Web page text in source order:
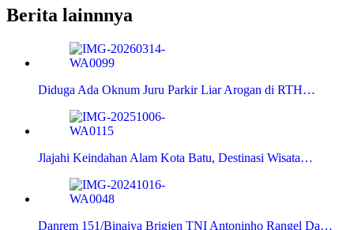
Berita lainnnya
Diduga Ada Oknum Juru Parkir Liar Arogan di RTH…
Jlajahi Keindahan Alam Kota Batu, Destinasi Wisata…
Danrem 151/Binaiya Brigjen TNI Antoninho Rangel Da…